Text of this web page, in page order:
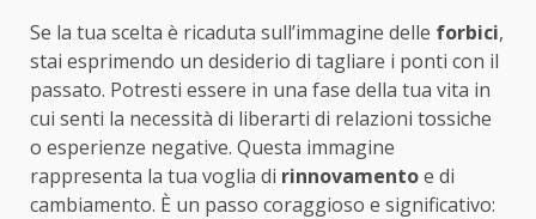
Se la tua scelta è ricaduta sull’immagine delle forbici,
stai esprimendo un desiderio di tagliare i ponti con il
passato. Potresti essere in una fase della tua vita in
cui senti la necessità di liberarti di relazioni tossiche
o esperienze negative. Questa immagine
rappresenta la tua voglia di rinnovamentoe di
cambiamento. È un passo coraggioso e significativo: